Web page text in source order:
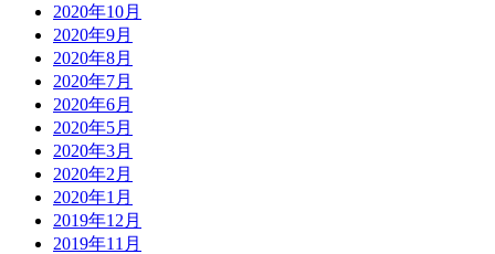
2020年10月
2020年9月
2020年8月
2020年7月
2020年6月
2020年5月
2020年3月
2020年2月
2020年1月
2019年12月
2019年11月